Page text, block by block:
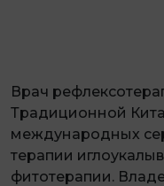
Врач
Традиционной
международных
терапии
фитотерапии.